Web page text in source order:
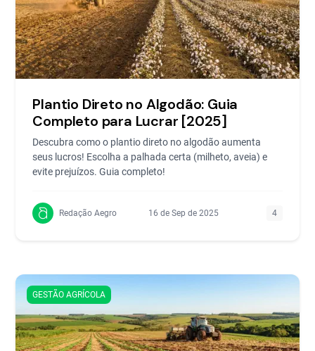
Plantio Direto no Algodão: Guia
Completo para Lucrar [2025]
Descubra como o plantio direto no algodão aumenta
seus lucros! Escolha a palhada certa (milheto, aveia) e
evite prejuízos. Guia completo!
Redação Aegro 16 de Sep de 2025 4
GESTÃO AGRÍCOLA